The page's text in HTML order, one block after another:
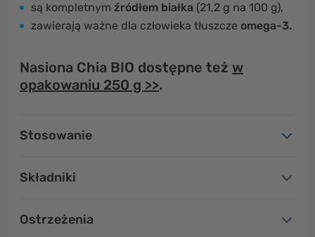
są kompletnym źródłem białka (21,2 g na 100 g),
zawierają ważne dla człowieka tłuszcze omega-3.
Nasiona Chia BIO dostępne też w
opakowaniu 250 g >>.
Stosowanie
Składniki
Ostrzeżenia